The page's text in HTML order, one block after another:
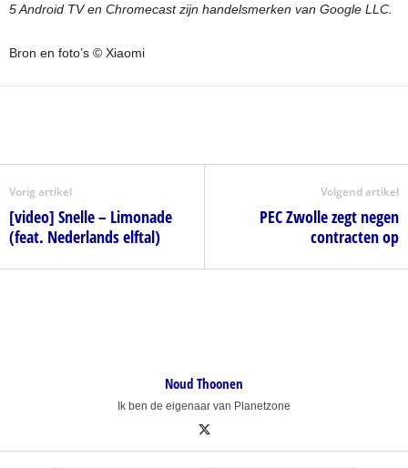
5 Android TV en Chromecast zijn handelsmerken van Google LLC.
Bron en foto’s © Xiaomi
Vorig artikel
[video] Snelle – Limonade
(feat. Nederlands elftal)
Volgend artikel
PEC Zwolle zegt negen
contracten op
Noud Thoonen
Ik ben de eigenaar van Planetzone